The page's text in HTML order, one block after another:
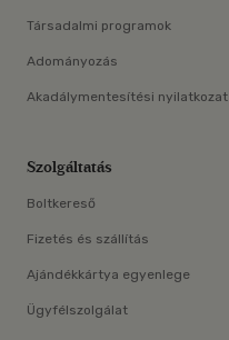
Társadalmi programok
Adományozás
Akadálymentesítési nyilatkozat
Szolgáltatás
Boltkereső
Fizetés és szállítás
Ajándékkártya egyenlege
Ügyfélszolgálat